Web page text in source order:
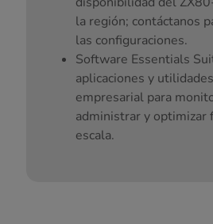
la región; contáctanos
las configuraciones.
Software Essentials
aplicaciones y
empresarial para
administrar y optimizar
escala.